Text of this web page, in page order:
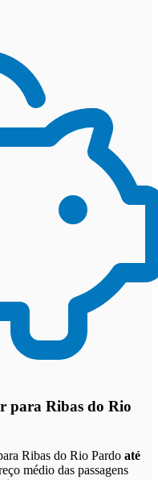
para Ribas do Rio
Ribas do Rio Pardo até
médio das passagens